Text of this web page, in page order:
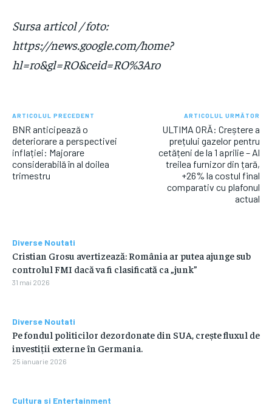
Sursa articol / foto:
https://news.google.com/home?
hl=ro&gl=RO&ceid=RO%3Aro
ARTICOLUL PRECEDENT
BNR anticipează o
deteriorare a perspectivei
inflației: Majorare
considerabilă în al doilea
trimestru
ARTICOLUL URMĂTOR
ULTIMA ORĂ: Creștere a
prețului gazelor pentru
cetățeni de la 1 aprilie – Al
treilea furnizor din țară,
+26% la costul final
comparativ cu plafonul
actual
Diverse Noutati
Cristian Grosu avertizează: România ar putea ajunge sub
controlul FMI dacă va fi clasificată ca „junk”
31 mai 2026
Diverse Noutati
Pe fondul politicilor dezordonate din SUA, crește fluxul de
investiții externe în Germania.
25 ianuarie 2026
Cultura si Entertainment